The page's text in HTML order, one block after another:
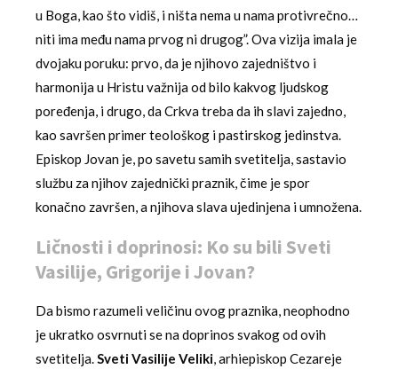
u Boga, kao što vidiš, i ništa nema u nama protivrečno…
niti ima među nama prvog ni drugog”. Ova vizija imala je
dvojaku poruku: prvo, da je njihovo zajedništvo i
harmonija u Hristu važnija od bilo kakvog ljudskog
poređenja, i drugo, da Crkva treba da ih slavi zajedno,
kao savršen primer teološkog i pastirskog jedinstva.
Episkop Jovan je, po savetu samih svetitelja, sastavio
službu za njihov zajednički praznik, čime je spor
konačno završen, a njihova slava ujedinjena i umnožena.
Ličnosti i doprinosi: Ko su bili Sveti
Vasilije, Grigorije i Jovan?
Da bismo razumeli veličinu ovog praznika, neophodno
je ukratko osvrnuti se na doprinos svakog od ovih
svetitelja.Sveti Vasilije Veliki, arhiepiskop Cezareje